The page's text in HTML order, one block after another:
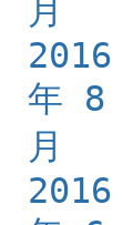
月
2016
年 8
月
2016